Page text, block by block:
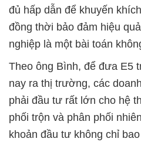
đủ hấp dẫn để khuyến
đồng thời bảo đảm hiệu
nghiệp là một bài toán
Theo ông Bình, để đưa E5
nay ra thị trường, các
phải đầu tư rất lớn cho hệ
phối trộn và phân phối
khoản đầu tư không chỉ